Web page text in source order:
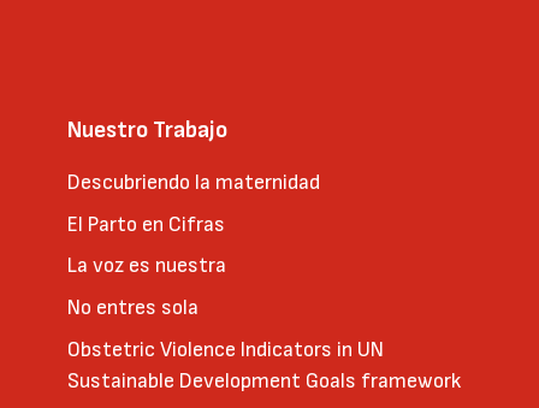
Nuestro Trabajo
Descubriendo la maternidad
El Parto en Cifras
La voz es nuestra
No entres sola
Obstetric Violence Indicators in UN
Sustainable Development Goals framework